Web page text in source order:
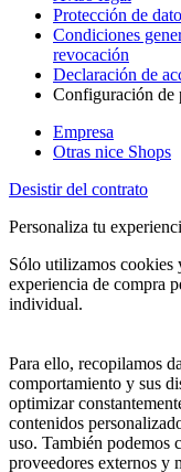
Protección de
Condiciones
revocación
Declaración de
Configuración de
Empresa
Otras nice Shops
Desistir del contrato
Personaliza tu
Sólo utilizamos cookies
experiencia de compra
individual.
Para ello, recopilamos
comportamiento y sus
optimizar
contenidos
uso. También podemos
proveedores externos y